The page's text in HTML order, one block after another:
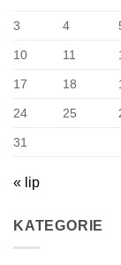
3 4
10 11
17 18
24 25
31
« lip
KATEGORIE